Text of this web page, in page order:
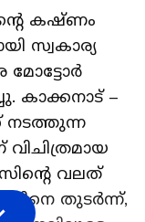
കഷ്ണം
സ്വകാര്യ
മോട്ടോർ
കാക്കനാട് –
നടത്തുന്ന
വലത്
തുടർന്ന്,